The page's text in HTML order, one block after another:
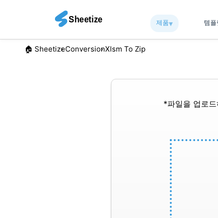
제품▾︎ 템
🏠︎ SheetizeConversionXlsm To Zip
*파일을 업로